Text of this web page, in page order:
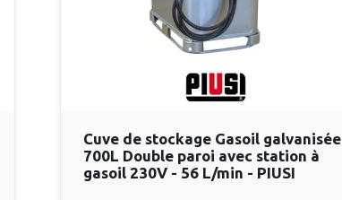
Cuve de stockage Gasoil galvanisée
700L Double paroi avec station à
gasoil 230V - 56 L/min - PIUSI